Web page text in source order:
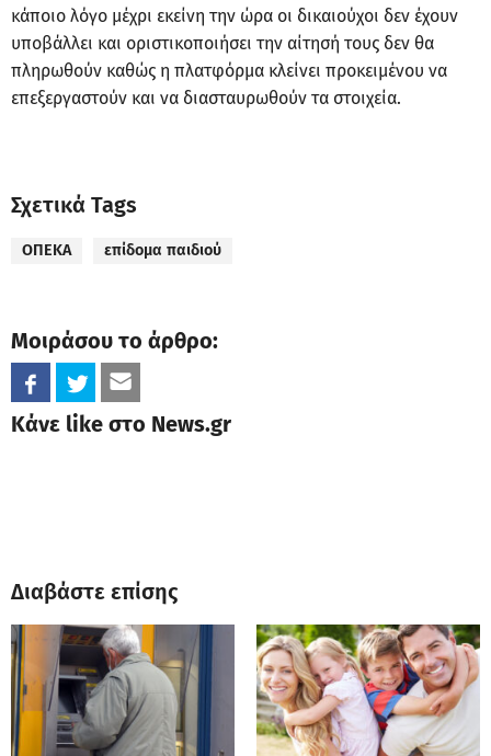
κάποιο λόγο μέχρι εκείνη την ώρα οι δικαιούχοι δεν έχουν
υποβάλλει και οριστικοποιήσει την αίτησή τους δεν θα
πληρωθούν καθώς η πλατφόρμα κλείνει προκειμένου να
επεξεργαστούν και να διασταυρωθούν τα στοιχεία.
Σχετικά Tags
ΟΠΕΚΑ επίδομα παιδιού
Μοιράσου το άρθρο:
Κάνε like στο News.gr
Διαβάστε επίσης